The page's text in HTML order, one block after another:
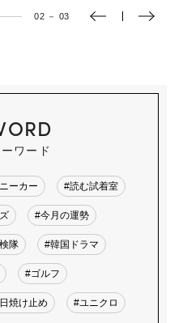
02 － 03
ワード
ーカー #読む試着室
#今月の運勢
隊 #韓国ドラマ
#ゴルフ
焼け止め #ユニクロ